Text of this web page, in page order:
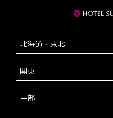
北海道・東北
関東
中部